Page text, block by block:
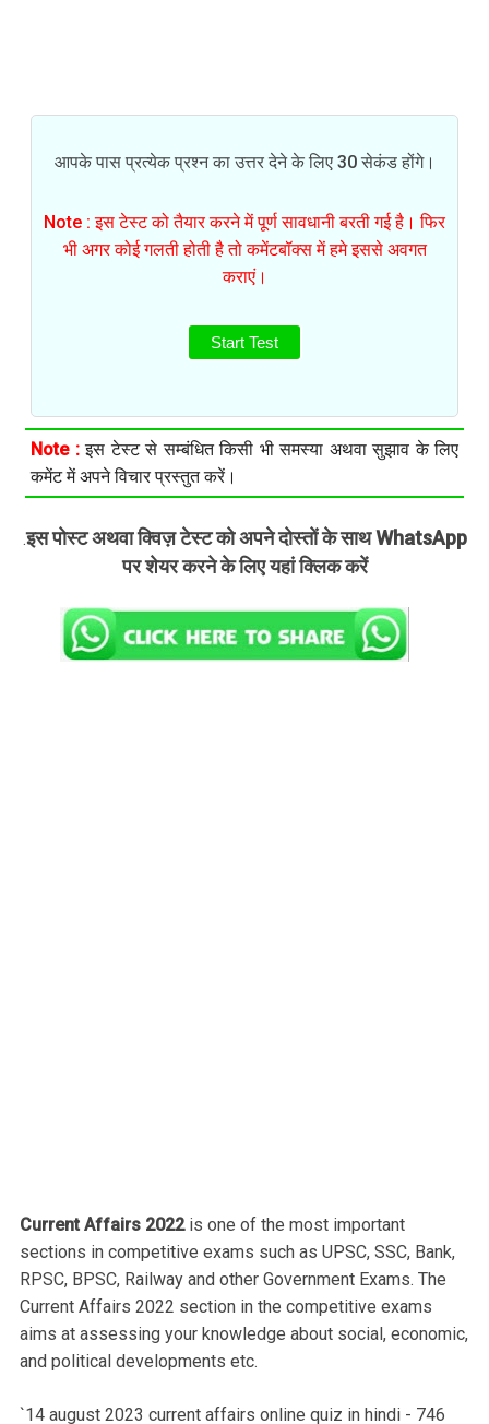
आपके पास प्रत्येक प्रश्न का उत्तर देने के लिए 30 सेकंड होंगे।
Note : इस टेस्ट को तैयार करने में पूर्ण सावधानी बरती गई है। फिर
भी अगर कोई गलती होती है तो कमेंटबॉक्स में हमे इससे अवगत
कराएं।
Start Test
Note :इस टेस्ट से सम्बंधित किसी भी समस्या अथवा सुझाव के लिए
कमेंट में अपने विचार प्रस्तुत करें।
.इस पोस्ट अथवा क्विज़ टेस्ट को अपने दोस्तों के साथ WhatsApp
पर शेयर करने के लिए यहां क्लिक करें
Current Affairs 2022is one of the most important
sections in competitive exams such as UPSC, SSC, Bank,
RPSC, BPSC, Railway and other Government Exams. The
Current Affairs 2022 section in the competitive exams
aims at assessing your knowledge about social, economic,
and political developments etc.
`14 august 2023 current affairs online quiz in hindi - 746